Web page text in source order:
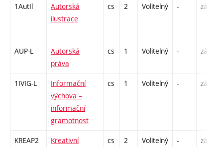
1AutIl
Autorská
ilustrace
cs 2 Volitelný - zá
AUP-L
Autorská
práva
cs 1 Volitelný - zá
1IVIG-L
Informační
výchova –
informační
gramotnost
cs 1 Volitelný - zá
KREAP2
Kreativní
cs 2 Volitelný - zá